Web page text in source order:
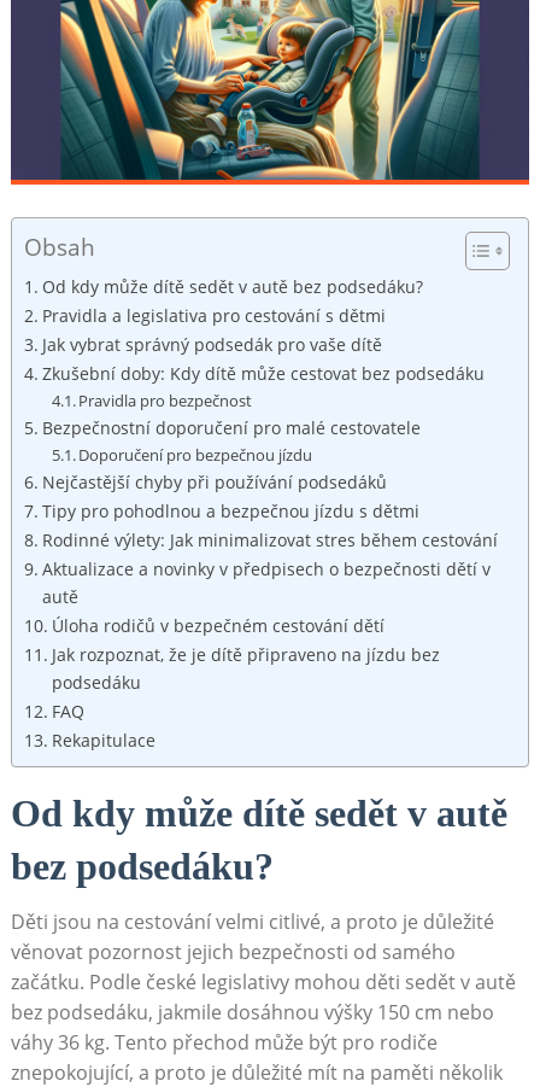
Obsah
Od kdy může dítě sedět v autě bez podsedáku?
Pravidla a legislativa pro cestování s dětmi
Jak vybrat správný podsedák pro vaše dítě
Zkušební doby: Kdy dítě může cestovat bez podsedáku
Pravidla pro bezpečnost
Bezpečnostní doporučení pro malé cestovatele
Doporučení pro bezpečnou jízdu
Nejčastější chyby při používání podsedáků
Tipy pro pohodlnou a bezpečnou jízdu s dětmi
Rodinné výlety: Jak minimalizovat stres během cestování
Aktualizace a novinky v předpisech o bezpečnosti dětí v
autě
Úloha rodičů v bezpečném cestování dětí
Jak rozpoznat, že je dítě připraveno na jízdu bez
podsedáku
FAQ
Rekapitulace
Od kdy může dítě sedět v autě
bez podsedáku?
Děti jsou na cestování velmi citlivé, a proto je důležité
věnovat pozornost jejich bezpečnosti od samého
začátku. Podle české legislativy mohou děti sedět v autě
bez podsedáku, jakmile dosáhnou výšky 150 cm nebo
váhy 36 kg. Tento přechod může být pro rodiče
znepokojující, a proto je důležité mít na paměti několik